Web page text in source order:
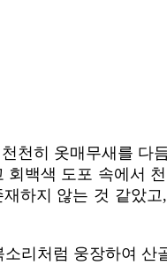
천히 옷매무새를 다
백색 도포 속에서
하지 않는 것 같았
리처럼 웅장하여 산